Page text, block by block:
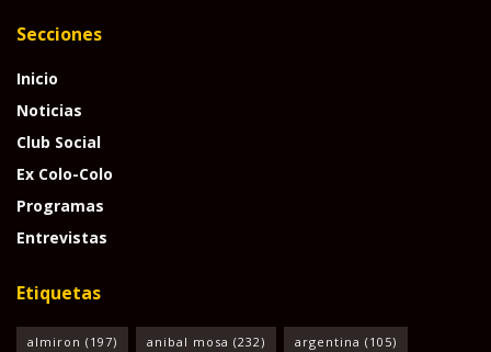
Secciones
Inicio
Noticias
Club Social
Ex Colo-Colo
Programas
Entrevistas
Etiquetas
almiron (197) anibal mosa (232) argentina (105)